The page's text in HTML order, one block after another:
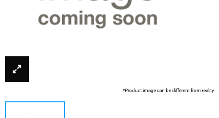
*Product image can be different from reality